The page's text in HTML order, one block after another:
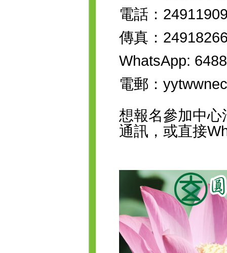
電話：
傳真：
WhatsApp:
電郵：
想報名參加中
通訊，或直接